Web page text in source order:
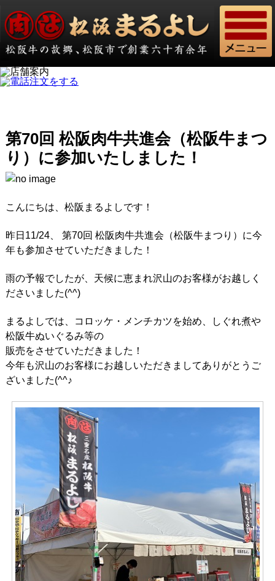
第70回 松阪肉牛共進会（松阪牛まつ
り）に参加いたしました！
こんにちは、松阪まるよしです！
昨日11/24、 第70回 松阪肉牛共進会（松阪牛まつり）に今
年も参加させていただきました！
雨の予報でしたが、天候に恵まれ沢山のお客様がお越しく
ださいました(^^)
まるよしでは、コロッケ・メンチカツを始め、しぐれ煮や
松阪牛ぬいぐるみ等の
販売をさせていただきました！
今年も沢山のお客様にお越しいただきましてありがとうご
ざいました(^^♪